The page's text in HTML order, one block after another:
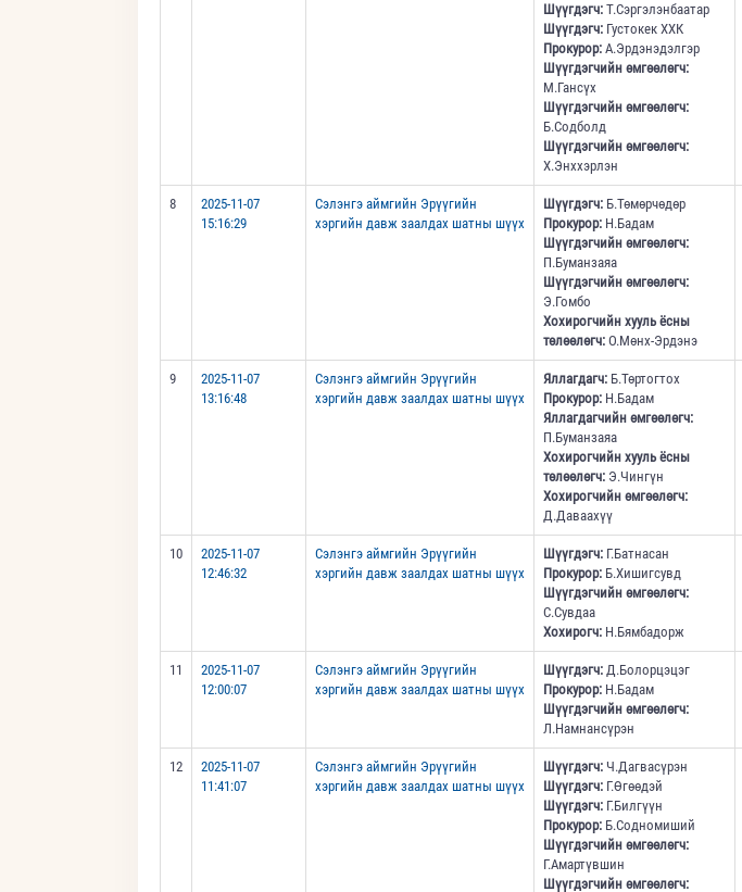
Шүүгдэгч:Т.Сэргэлэнбаатар
Шүүгдэгч:Густокек ХХК
Прокурор:А.Эрдэнэдэлгэр
Шүүгдэгчийн өмгөөлөгч:
М.Гансүх
Шүүгдэгчийн өмгөөлөгч:
Б.Содболд
Шүүгдэгчийн өмгөөлөгч:
Х.Энххэрлэн
8
2025-11-07
15:16:29
Сэлэнгэ аймгийн Эрүүгийн
хэргийн давж заалдах шатны шүүх
Шүүгдэгч:Б.Төмөрчөдөр
Прокурор:Н.Бадам
Шүүгдэгчийн өмгөөлөгч:
П.Буманзаяа
Шүүгдэгчийн өмгөөлөгч:
Э.Гомбо
Хохирогчийн хууль ёсны
төлөөлөгч:О.Мөнх-Эрдэнэ
9
2025-11-07
13:16:48
Сэлэнгэ аймгийн Эрүүгийн
хэргийн давж заалдах шатны шүүх
Яллагдагч:Б.Төртогтох
Прокурор:Н.Бадам
Яллагдагчийн өмгөөлөгч:
П.Буманзаяа
Хохирогчийн хууль ёсны
төлөөлөгч:Э.Чингүн
Хохирогчийн өмгөөлөгч:
Д.Даваахүү
10
2025-11-07
12:46:32
Сэлэнгэ аймгийн Эрүүгийн
хэргийн давж заалдах шатны шүүх
Шүүгдэгч:Г.Батнасан
Прокурор:Б.Хишигсувд
Шүүгдэгчийн өмгөөлөгч:
С.Сувдаа
Хохирогч:Н.Бямбадорж
11
2025-11-07
12:00:07
Сэлэнгэ аймгийн Эрүүгийн
хэргийн давж заалдах шатны шүүх
Шүүгдэгч:Д.Болорцэцэг
Прокурор:Н.Бадам
Шүүгдэгчийн өмгөөлөгч:
Л.Намнансүрэн
12
2025-11-07
11:41:07
Сэлэнгэ аймгийн Эрүүгийн
хэргийн давж заалдах шатны шүүх
Шүүгдэгч:Ч.Дагвасүрэн
Шүүгдэгч:Г.Өгөөдэй
Шүүгдэгч:Г.Билгүүн
Прокурор:Б.Содномиший
Шүүгдэгчийн өмгөөлөгч:
Г.Амартүвшин
Шүүгдэгчийн өмгөөлөгч: